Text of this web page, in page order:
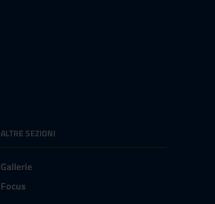
ALTRE SEZIONI
Gallerie
Focus